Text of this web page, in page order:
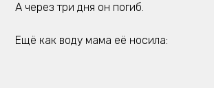
А через три дня он погиб.
Ещё как воду мама её носила: